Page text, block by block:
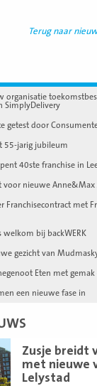
Terug naar
organisatie
SimplyDelivery
getest door
55-jarig jubileum
40ste franchise in
voor nieuwe
Franchisecontract met
bij backWERK
gezicht van
Eten met gemak
een nieuwe fase in
Zusje breidt
met nieuwe
Lelystad